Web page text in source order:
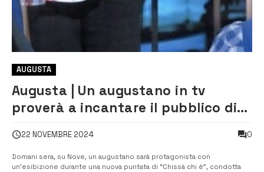
AUGUSTA
Augusta | Un augustano in tv
proverà a incantare il pubblico di
22 NOVEMBRE 2024 0
Domani sera, su Nove, un augustano sarà protagonista con
un’esibizione durante una nuova puntata di “Chissà chi è”, condotta